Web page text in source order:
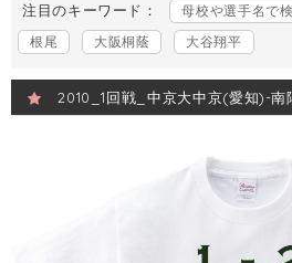
注目のキーワード： 母校や選手名で
根尾
大阪桐蔭 大谷翔平
2010_1回戦_中京大中京(愛知)-南